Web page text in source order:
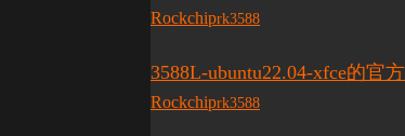
Rockchiprk3588
3588L-ubuntu22.04-xfce的官
Rockchiprk3588